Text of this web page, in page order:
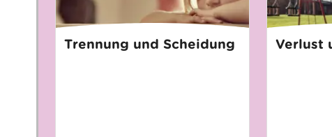
Trennung und Scheidung Verlust